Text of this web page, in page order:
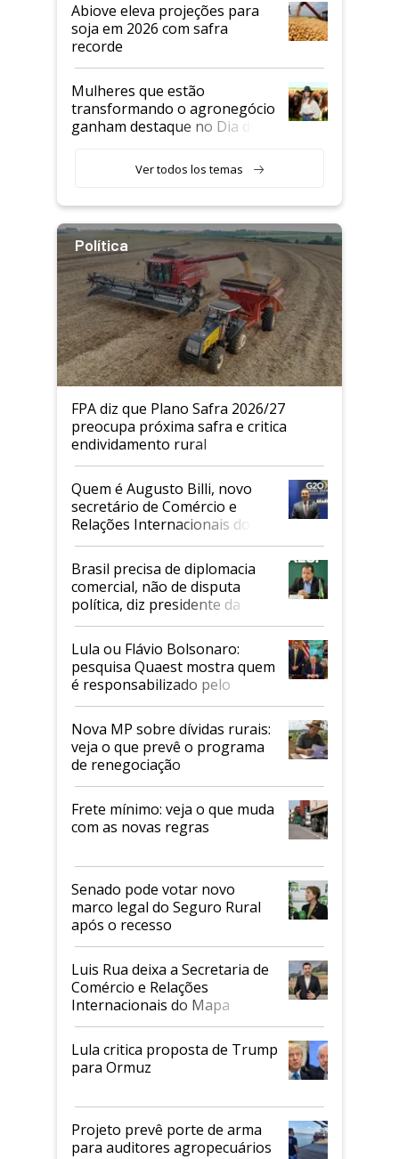
Abiove eleva projeções para
soja em 2026 com safra
recorde
Mulheres que estão
transformando o agronegócio
ganham destaque no Dia do
Ver todos los temas
Política
FPA diz que Plano Safra 2026/27
preocupa próxima safra e critica
endividamento rural
Quem é Augusto Billi, novo
secretário de Comércio e
Relações Internacionais do
Mapa
Brasil precisa de diplomacia
comercial, não de disputa
política, diz presidente da
Faesp
Lula ou Flávio Bolsonaro:
pesquisa Quaest mostra quem
é responsabilizado pelo
tarifaço dos EUA
Nova MP sobre dívidas rurais:
veja o que prevê o programa
de renegociação
Frete mínimo: veja o que muda
com as novas regras
Senado pode votar novo
marco legal do Seguro Rural
após o recesso
Luis Rua deixa a Secretaria de
Comércio e Relações
Internacionais do Mapa
Lula critica proposta de Trump
para Ormuz
Projeto prevê porte de arma
para auditores agropecuários